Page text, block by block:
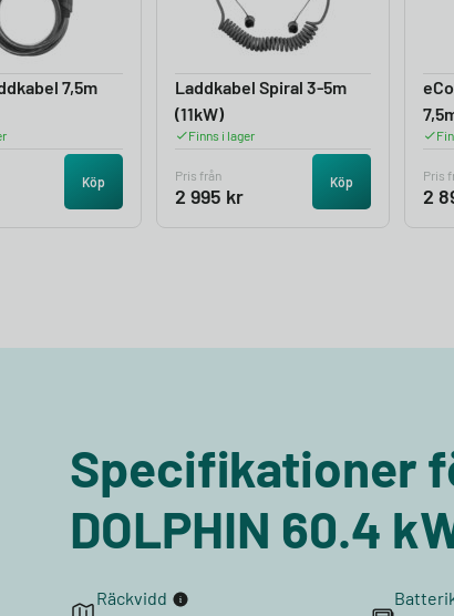
7,5m
Köp
Laddkabel Spiral 3-5m
(11kW)
Finns i lager
Pris från
2 995 kr
Köp Pris
2
Specifikationer
DOLPHIN 60.4
Räckvidd